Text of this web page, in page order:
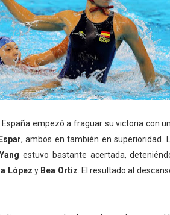
empezó a fraguar su victoria con un
, ambos en también en superioridad.
estuvo bastante acertada,
López y Bea Ortiz . El resultado al